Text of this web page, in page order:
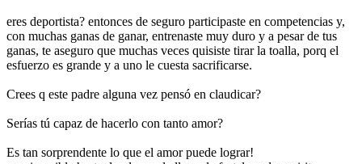
eres deportista? entonces de seguro participaste en competencias y,
con muchas ganas de ganar, entrenaste muy duro y a pesar de tus
ganas, te aseguro que muchas veces quisiste tirar la toalla, porq el
esfuerzo es grande y a uno le cuesta sacrificarse.
Crees q este padre alguna vez pensó en claudicar?
Serías tú capaz de hacerlo con tanto amor?
Es tan sorprendente lo que el amor puede lograr!